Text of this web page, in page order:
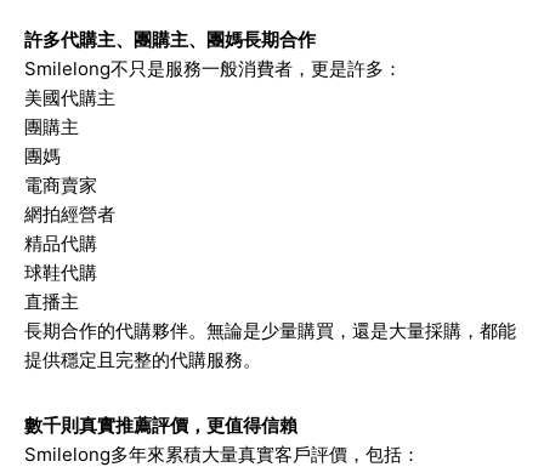
許多代購主、團購主、團媽長期合作
Smilelong不只是服務一般消費者，更是許多：
美國代購主
團購主
團媽
電商賣家
網拍經營者
精品代購
球鞋代購
直播主
長期合作的代購夥伴。無論是少量購買，還是大量採購，都能
提供穩定且完整的代購服務。
數千則真實推薦評價，更值得信賴
Smilelong多年來累積大量真實客戶評價，包括：